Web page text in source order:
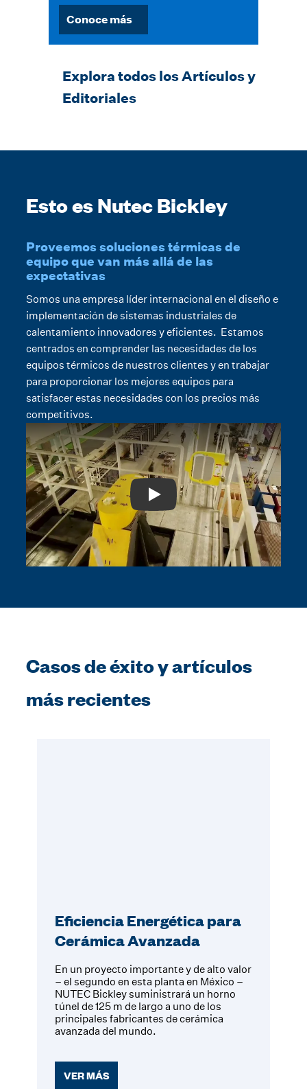
Conoce más
Explora todos los Artículos y
Editoriales
Esto es Nutec Bickley
Proveemos soluciones térmicas de
equipo que van más allá de las
expectativas
Somos una empresa líder internacional en el diseño e
implementación de sistemas industriales de
calentamiento innovadores y eficientes. Estamos
centrados en comprender las necesidades de los
equipos térmicos de nuestros clientes y en trabajar
para proporcionar los mejores equipos para
satisfacer estas necesidades con los precios más
competitivos.
Play: Video Title
Casos de éxito y artículos
más recientes
Eficiencia Energética para
Cerámica Avanzada
En un proyecto importante y de alto valor
– el segundo en esta planta en México –
NUTEC Bickley suministrará un horno
túnel de 125 m de largo a uno de los
principales fabricantes de cerámica
avanzada del mundo.
VER MÁS